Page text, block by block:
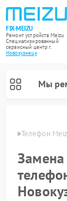
FIX-MEIZU
Ремонт устройств Meizu
Специализированный
cервисный центр г.
Новокузнецк
Мы
Телефон